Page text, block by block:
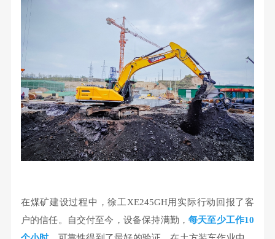
在煤矿建设过程中，徐工XE245GH用实际行动回报了客
户的信任。自交付至今，设备保持满勤，每天至少工作10